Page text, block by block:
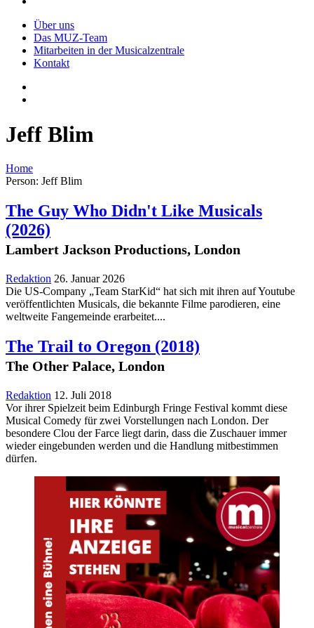
Über uns
Das MUZ-Team
Mitarbeiten in der Musicalzentrale
Kontakt
Jeff Blim
Home
Person: Jeff Blim
The Guy Who Didn't Like Musicals
(2026)
Lambert Jackson Productions, London
Redaktion 26. Januar 2026
Die US-Company „Team StarKid“ hat sich mit ihren auf Youtube
veröffentlichten Musicals, die bekannte Filme parodieren, eine
weltweite Fangemeinde erarbeitet....
The Trail to Oregon (2018)
The Other Palace, London
Redaktion 12. Juli 2018
Vor ihrer Spielzeit beim Edinburgh Fringe Festival kommt diese
Musical Comedy für zwei Vorstellungen nach London. Der
besondere Clou der Farce liegt darin, dass die Zuschauer immer
wieder eingebunden werden und die Handlung mitbestimmen
dürfen.